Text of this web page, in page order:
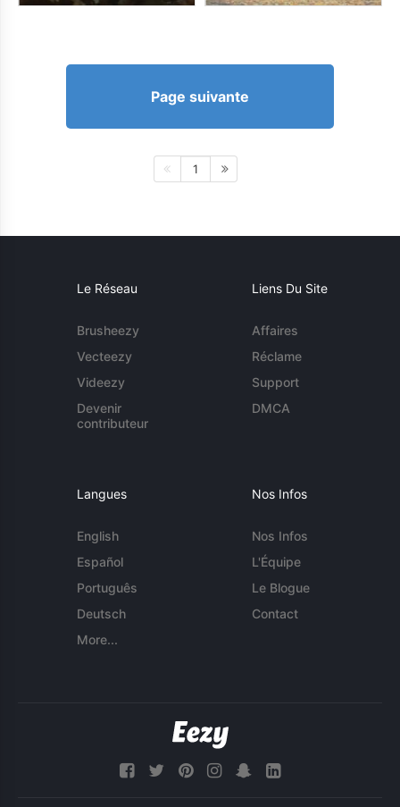
Page suivante
1
Le Réseau
Brusheezy
Vecteezy
Videezy
Devenir
contributeur
Liens Du Site
Affaires
Réclame
Support
DMCA
Langues
English
Español
Português
Deutsch
More...
Nos Infos
Nos Infos
L'Équipe
Le Blogue
Contact